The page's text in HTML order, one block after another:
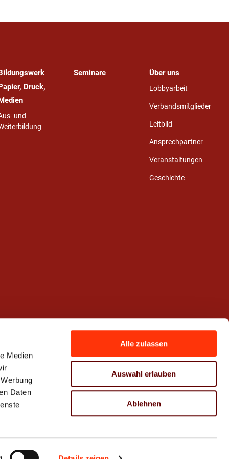
Medien
Daten
Alle zulassen
Auswahl erlauben
Ablehnen
Druck,
und
Seminare Über uns
Lobbyarbeit
Verbandsmitglieder
Leitbild
Ansprechpartner
Veranstaltungen
Geschichte